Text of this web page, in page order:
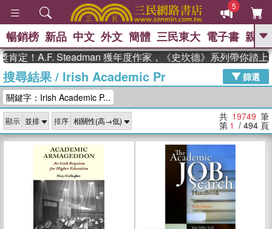
5
GO
熱搜： 東野圭吾 高希均教授回憶錄
、 The Odyssey 、 父親節 、 如果歷
獎 臺灣漫遊錄 、 方念華 、 台灣的李
登輝時代
數學女孩：黎曼猜想 、
偉大的迷走神經
暢銷榜 新品 中文 外文 簡體 三民東大 電子書 親子
A.F. Steadman 獲年度作家，《史坎德》系列帶你踏上熱血奇
搜尋結果/ Irish Academic Pr
篩選
關鍵字：Irish Academic P...
顯示 排序 共 19749 筆
第 1 / 494 頁